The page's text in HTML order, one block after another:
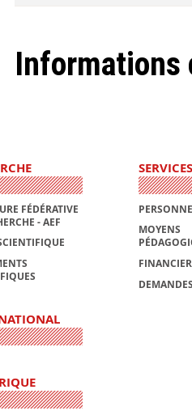
Informations
FÉDÉRATIVE
- AEF
SERVICES
MOYENS
FINANCIER